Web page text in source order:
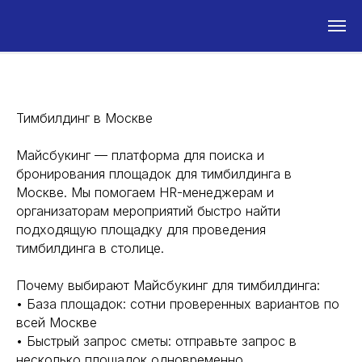
Тимбилдинг в Москве
Майсбукинг — платформа для поиска и
бронирования площадок для тимбилдинга в
Москве. Мы помогаем HR-менеджерам и
организаторам мероприятий быстро найти
подходящую площадку для проведения
тимбилдинга в столице.
Почему выбирают Майсбукинг для тимбилдинга:
• База площадок: сотни проверенных вариантов по
всей Москве
• Быстрый запрос сметы: отправьте запрос в